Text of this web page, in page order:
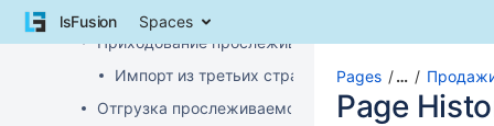
Skip
lsFusion Spaces
Приходование прослеживаемого товара
Импорт из третьих стран (не ЕАЭС)
Отгрузка прослеживаемого товара
Pages …
Page